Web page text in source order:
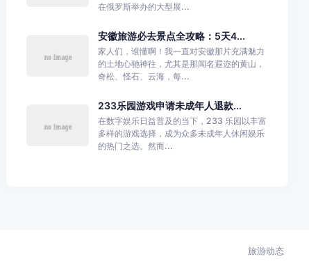
在俄罗斯举办的大型展...
安徽旅游必去景点全攻略：5天4...
家人们，谁懂啊！我一直对安徽那片充满魅力
的土地心驰神往，尤其是那闻名遐迩的黄山，
奇松、怪石、云海，每...
233乐园游戏申请未成年人退款...
在数字娱乐日益普及的当下，233 乐园以丰富
多样的游戏选择，成为众多未成年人休闲娱乐
的热门之选。然而...
旅游动态